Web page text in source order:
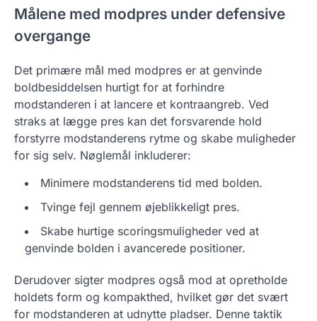
Målene med modpres under defensive
overgange
Det primære mål med modpres er at genvinde
boldbesiddelsen hurtigt for at forhindre
modstanderen i at lancere et kontraangreb. Ved
straks at lægge pres kan det forsvarende hold
forstyrre modstanderens rytme og skabe muligheder
for sig selv. Nøglemål inkluderer:
Minimere modstanderens tid med bolden.
Tvinge fejl gennem øjeblikkeligt pres.
Skabe hurtige scoringsmuligheder ved at
genvinde bolden i avancerede positioner.
Derudover sigter modpres også mod at opretholde
holdets form og kompakthed, hvilket gør det svært
for modstanderen at udnytte pladser. Denne taktik